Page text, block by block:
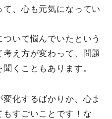
、心も元気になってい
いて悩んでいたという
え方が変わって、問題
くこともあります。
化するばかりか、心ま
すごいことです！な